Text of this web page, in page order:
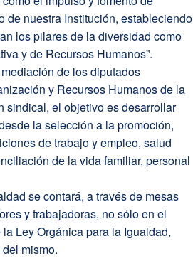
de nuestra Institución, estableciendo
los pilares de la diversidad como
y de Recursos Humanos”.
de los diputados
y Recursos Humanos de la
sindical, el objetivo es desarrollar
la selección a la promoción,
de trabajo y empleo, salud
de la vida familiar, personal
se contará, a través de mesas
y trabajadoras, no sólo en el
Ley Orgánica para la Igualdad,
mismo.